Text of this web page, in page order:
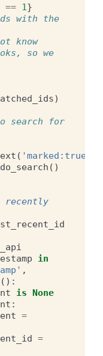
== 1 }
with the
know
so we
)
search for
( 'marked:true'
do_search ()
recently
in
,
():
is None
:
=
=